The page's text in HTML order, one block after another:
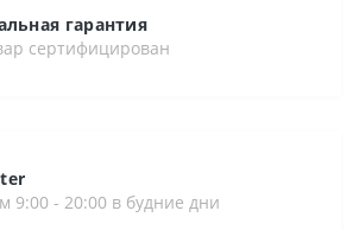
гарантия
сертифицирован
9:00 - 20:00 в будние дни